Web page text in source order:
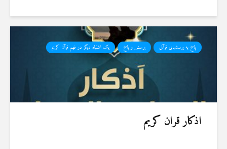
پاسخ به پرسشهای قرآنی پرسش و پاسخ یک اشتباه دیگر در فهم قرآن کریم
اذکار قران کریم